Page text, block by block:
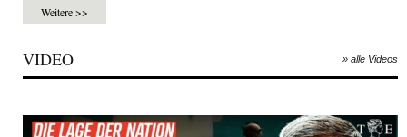
Weitere >>
VIDEO » alle Videos